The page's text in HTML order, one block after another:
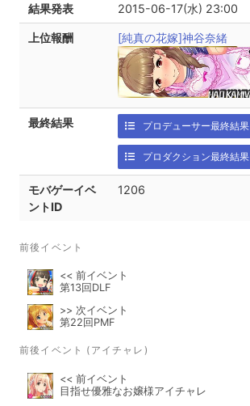
結果発表 2015-06-17(水) 23:00
上位報酬 [純真の花嫁]神谷奈緒
最終結果 プロデューサー最終結果
プロダクション最終結果
モバゲーイベ
ントID
1206
前後イベント
<< 前イベント
第13回DLF
>> 次イベント
第22回PMF
前後イベント (アイチャレ)
<< 前イベント
目指せ優雅なお嬢様アイチャレ